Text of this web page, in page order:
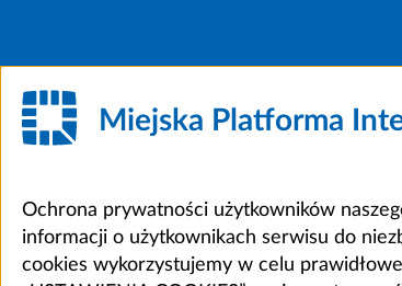
Miejska Platforma
Ochrona prywatności użytkowników
informacji o użytkownikach serwisu do
cookies wykorzystujemy w celu